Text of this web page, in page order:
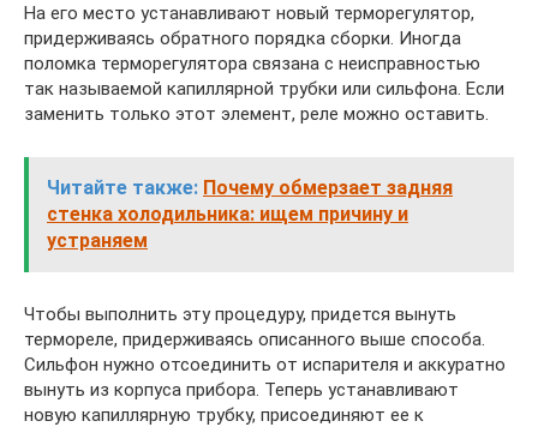
На его место устанавливают новый терморегулятор,
придерживаясь обратного порядка сборки. Иногда
поломка терморегулятора связана с неисправностью
так называемой капиллярной трубки или сильфона. Если
заменить только этот элемент, реле можно оставить.
Читайте также: Почему обмерзает задняя
стенка холодильника: ищем причину и
устраняем
Чтобы выполнить эту процедуру, придется вынуть
термореле, придерживаясь описанного выше способа.
Сильфон нужно отсоединить от испарителя и аккуратно
вынуть из корпуса прибора. Теперь устанавливают
новую капиллярную трубку, присоединяют ее к